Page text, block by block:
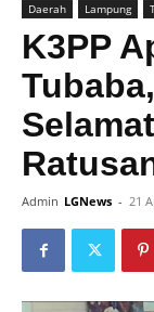
Daerah Lampung
K3PP
Admin LGNews - 21